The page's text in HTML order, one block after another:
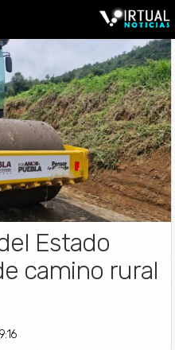
Estado
camino rural